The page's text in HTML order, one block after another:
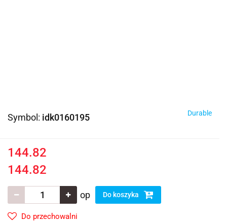
Symbol: idk0160195 Durable
144.82
144.82
op Do koszyka
Do przechowalni